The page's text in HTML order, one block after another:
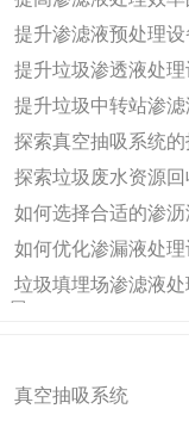
提升渗滤液预处理
提升垃圾渗透液处
提升垃圾中转站渗
探索真空抽吸系统
探索垃圾废水资源
如何选择合适的渗
如何优化渗漏液处
垃圾填埋场渗滤液
展
真空抽吸系统